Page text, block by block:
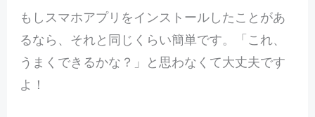
もしスマホアプリをインストールしたことがあ
るなら、それと同じくらい簡単です。「これ、
うまくできるかな？」と思わなくて大丈夫です
よ！